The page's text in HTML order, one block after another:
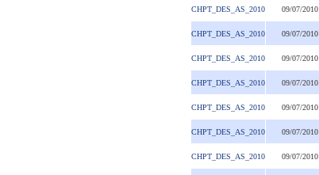
CHPT_DES_AS_2010 09/07/2010
CHPT_DES_AS_2010 09/07/2010
CHPT_DES_AS_2010 09/07/2010
CHPT_DES_AS_2010 09/07/2010
CHPT_DES_AS_2010 09/07/2010
CHPT_DES_AS_2010 09/07/2010
CHPT_DES_AS_2010 09/07/2010